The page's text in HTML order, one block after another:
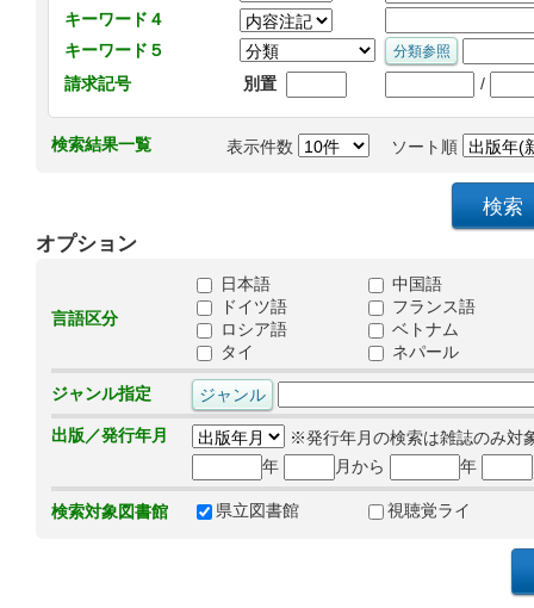
キーワード４
キーワード５
請求記号
別置 /
検索結果一覧 表示件数 ソート順
オプション
言語区分
日本語
中国語
ドイツ語
フランス語
ロシア語
ベトナム
タイ
ネパール
ジャンル指定
出版／発行年月
※発行年月の検索は雑誌のみ対
年
月から 年
検索対象図書館 県立図書館 視聴覚ライ